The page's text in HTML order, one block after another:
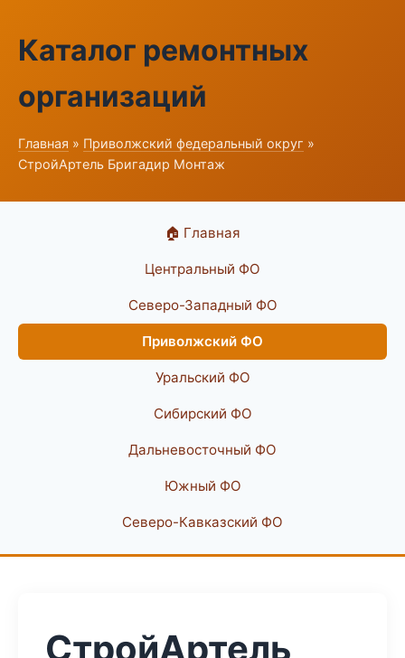
Каталог ремонтных
организаций
Главная » Приволжский федеральный округ »
СтройАртель Бригадир Монтаж
🏠 Главная
Центральный ФО
Северо-Западный ФО
Приволжский ФО
Уральский ФО
Сибирский ФО
Дальневосточный ФО
Южный ФО
Северо-Кавказский ФО
СтройАртель